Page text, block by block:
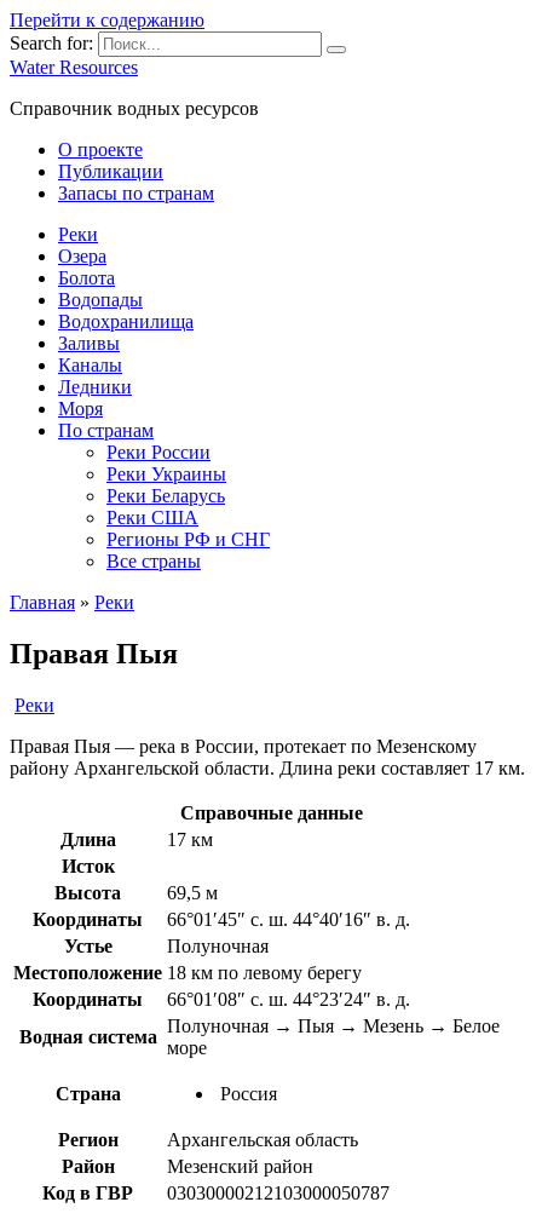
Перейти к содержанию
Search for:
Water Resources
Справочник водных ресурсов
О проекте
Публикации
Запасы по странам
Реки
Озера
Болота
Водопады
Водохранилища
Заливы
Каналы
Ледники
Моря
По странам
Реки России
Реки Украины
Реки Беларусь
Реки США
Регионы РФ и СНГ
Все страны
Главная » Реки
Правая Пыя
Реки
Правая Пыя — река в России, протекает по Мезенскому
району Архангельской области. Длина реки составляет 17 км.
Справочные данные
Длина
17 км
Исток
Высота
69,5 м
Координаты
66°01′45″ с. ш. 44°40′16″ в. д.
Устье
Полуночная
Местоположение 18 км по левому берегу
Координаты
66°01′08″ с. ш. 44°23′24″ в. д.
Водная система
Полуночная → Пыя → Мезень → Белое
море
Страна Россия
Регион
Архангельская область
Район
Мезенский район
Код в ГВР
03030000212103000050787